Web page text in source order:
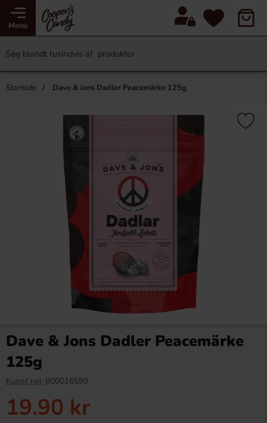
Menu
Startside Dave & Jons Dadler Peacemärke 125g
Dave & Jons Dadler Peacemärke
125g
Kunst nej: 800016590
19.90 kr